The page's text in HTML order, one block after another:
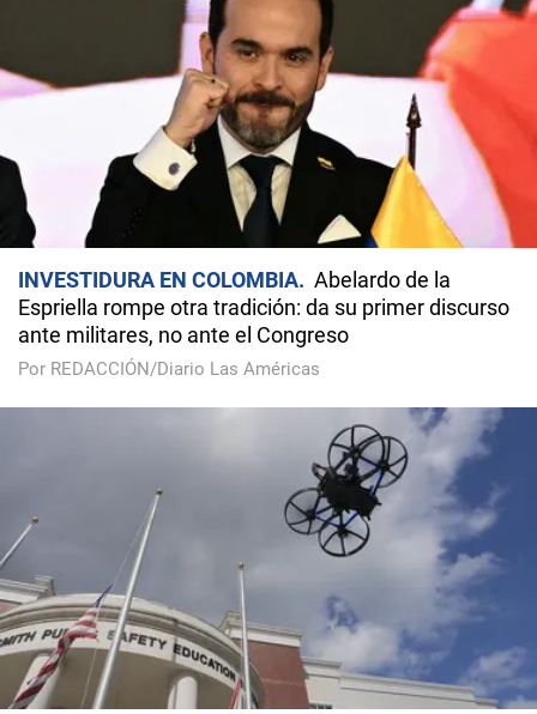
INVESTIDURA EN COLOMBIA
Abelardo de la
Espriella rompe otra tradición: da su primer discurso
ante militares, no ante el Congreso
Por REDACCIÓN/Diario Las Américas